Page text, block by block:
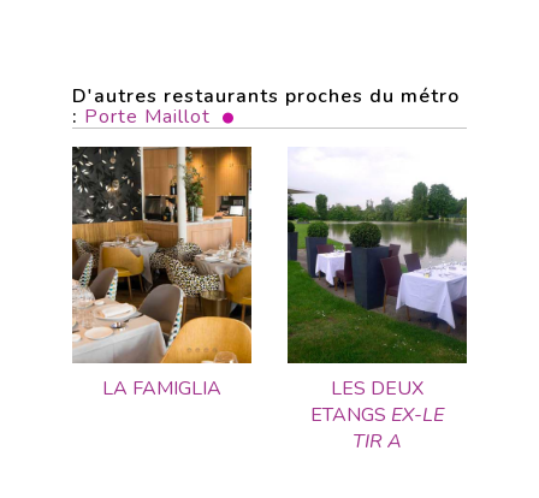
D'autres restaurants proches du métro
: Porte Maillot
LA FAMIGLIA
LES DEUX
ETANGS EX-LE
TIR A